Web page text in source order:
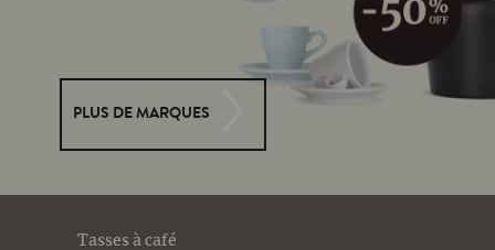
PLUS DE MARQUES
Tasses à café